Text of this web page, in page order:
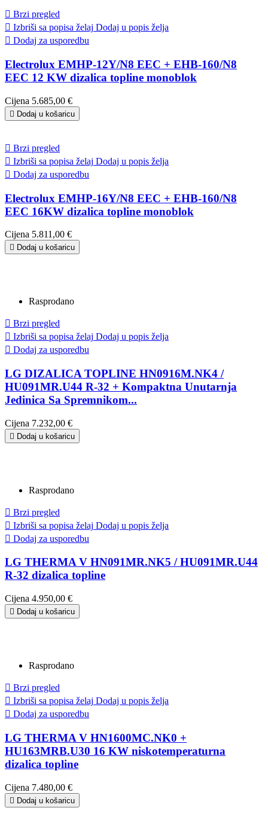
 Brzi pregled
 Izbriši sa popisa želaj Dodaj u popis želja
 Dodaj za usporedbu
Electrolux EMHP-12Y/N8 EEC + EHB-160/N8
EEC 12 KW dizalica topline monoblok
Cijena 5.685,00 €
 Dodaj u košaricu
 Brzi pregled
 Izbriši sa popisa želaj Dodaj u popis želja
 Dodaj za usporedbu
Electrolux EMHP-16Y/N8 EEC + EHB-160/N8
EEC 16KW dizalica topline monoblok
Cijena 5.811,00 €
 Dodaj u košaricu
Rasprodano
 Brzi pregled
 Izbriši sa popisa želaj Dodaj u popis želja
 Dodaj za usporedbu
LG DIZALICA TOPLINE HN0916M.NK4 /
HU091MR.U44 R-32 + Kompaktna Unutarnja
Jedinica Sa Spremnikom...
Cijena 7.232,00 €
 Dodaj u košaricu
Rasprodano
 Brzi pregled
 Izbriši sa popisa želaj Dodaj u popis želja
 Dodaj za usporedbu
LG THERMA V HN091MR.NK5 / HU091MR.U44
R-32 dizalica topline
Cijena 4.950,00 €
 Dodaj u košaricu
Rasprodano
 Brzi pregled
 Izbriši sa popisa želaj Dodaj u popis želja
 Dodaj za usporedbu
LG THERMA V HN1600MC.NK0 +
HU163MRB.U30 16 KW niskotemperaturna
dizalica topline
Cijena 7.480,00 €
 Dodaj u košaricu